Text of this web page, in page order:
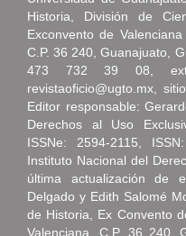
Historia, División de
Exconvento de
C.P. 36 240, Guanajuato,
473 732 39 08, ext.
revistaoficio@ugto.mx,
Editor responsable:
Derechos al Uso
ISSNe: 2594-2115,
Instituto Nacional del
última actualización de
Delgado y Edith Salomé
de Historia, Ex Convento
Valenciana, C.P. 36 240,